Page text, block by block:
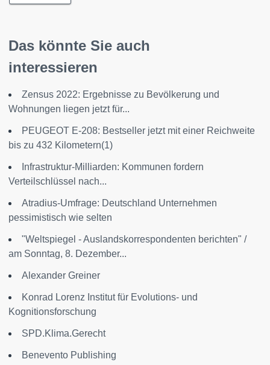
Das könnte Sie auch
interessieren
Zensus 2022: Ergebnisse zu Bevölkerung und
Wohnungen liegen jetzt für...
PEUGEOT E-208: Bestseller jetzt mit einer Reichweite
bis zu 432 Kilometern(1)
Infrastruktur-Milliarden: Kommunen fordern
Verteilschlüssel nach...
Atradius-Umfrage: Deutschland Unternehmen
pessimistisch wie selten
"Weltspiegel - Auslandskorrespondenten berichten" /
am Sonntag, 8. Dezember...
Alexander Greiner
Konrad Lorenz Institut für Evolutions- und
Kognitionsforschung
SPD.Klima.Gerecht
Benevento Publishing